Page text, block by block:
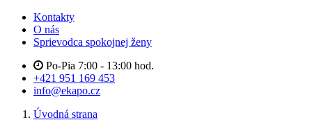
Kontakty
O nás
Sprievodca spokojnej ženy
Po-Pia 7:00 - 13:00 hod.
+421 951 169 453
info@ekapo.cz
Úvodná strana